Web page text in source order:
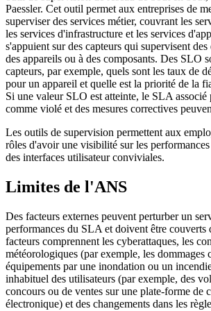
Paessler. Cet outil permet aux entreprises de
superviser des services métier, couvrant les
les services d'infrastructure et les services
s'appuient sur des capteurs qui supervisent des
des appareils ou à des composants. Des SLO
capteurs, par exemple, quels sont les taux de
pour un appareil et quelle est la priorité de la
Si une valeur SLO est atteinte, le SLA associé
comme violé et des mesures correctives
Les outils de supervision permettent aux
rôles d'avoir une visibilité sur les performances
des interfaces utilisateur conviviales.
Limites de l'ANS
Des facteurs externes peuvent perturber un
performances du SLA et doivent être couverts
facteurs comprennent les cyberattaques, les
météorologiques (par exemple, les dommages
équipements par une inondation ou un
inhabituel des utilisateurs (par exemple, des
concours ou de ventes sur une plate-forme de
électronique) et des changements dans les